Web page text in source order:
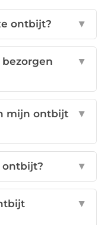
ontbijt? ▼
▼
mijn ontbijt
▼
ontbijt? ▼
▼